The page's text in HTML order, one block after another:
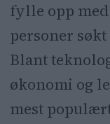
fylle opp
personer
Blant
økonomi og
mest